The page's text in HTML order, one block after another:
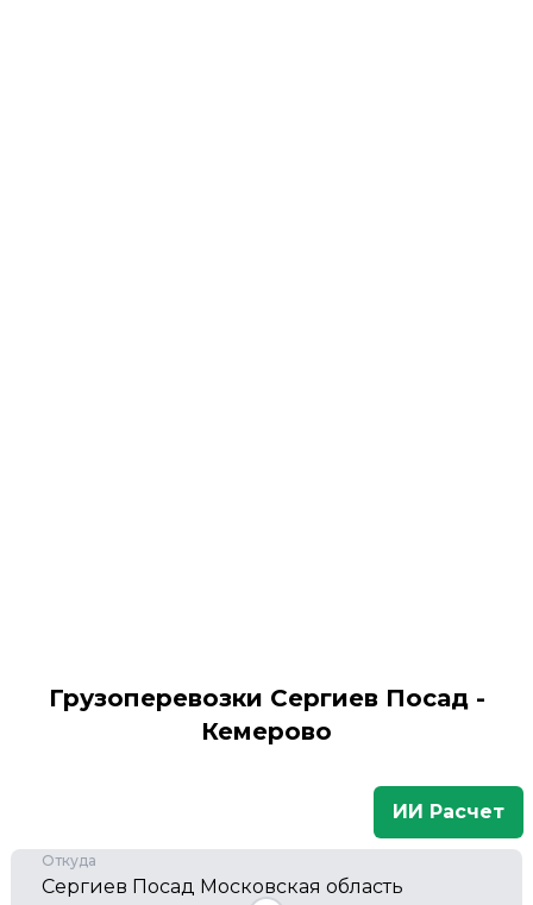
Грузоперевозки Сергиев Посад -
Кемерово
ИИ Расчет
Откуда